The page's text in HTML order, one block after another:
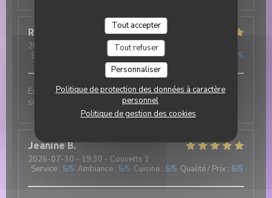
Tout accepter
Tout refuser
Personnaliser
Politique de protection des données à caractère
personnel
Politique de gestion des cookies
Robert
2026-07-31
- 12:00 - Couverts 3
Service
Ambiance:5/5 Cuisine: /5
Excellent et authentique restaurant italien. Cuisine
soignée et de très bonne qualité
Jeanine B
2026-07-30 - 19:30 - Couverts 3
Service : 5/5 Ambiance : 5/5 Cuisine : 5/5 Qualité / Prix : 5/5